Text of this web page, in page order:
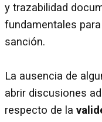
y trazabilidad
fundamentales
sanción.
La ausencia de
abrir discusiones
respecto de la